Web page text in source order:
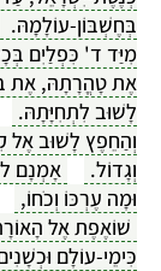
בְּחֶשְׁבּוֹן-עוֹלָמָהּ.
מִיַּד ד' כִּפְלַיִם
אֶת טָהֳרָתָהּ, אֶת
לָשׁוּב לִתְחִיָּתָהּ.
וְהַחֵפֶץ לָשׁוּב אֶל
וְגָדוֹל.
אָמְנָם
וּמָה עֶרְכּוֹ וְכֹחוֹ,
שׁוֹאֶפֶת אֶל
כִּימֵי-עוֹלָם וּכְשָׁנִים